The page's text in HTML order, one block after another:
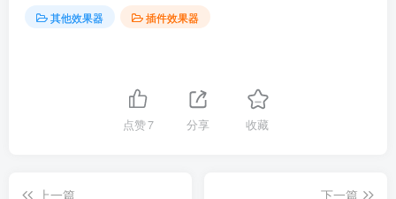
其他效果器 插件效果器
点赞7 分享 收藏
上一篇 下一篇